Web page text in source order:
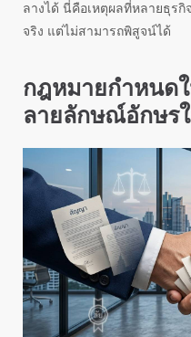
ลางได้ นี่คือเหตุผลที่หลายธุร
จริง แต่ไม่สามารถพิสูจน์ได้
กฎหมายกำหนด
ลายลักษณ์อักษร